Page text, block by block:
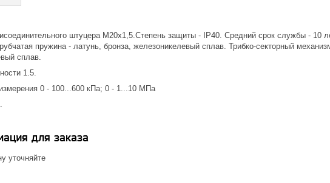
штуцера М20х1,5.Степень защиты - IP40. Средний срок службы - 10
пружина - латунь, бронза, железоникелевый сплав. Трибко-секторный
сплав.
1.5.
0 - 100...600 кПа; 0 - 1...10 МПа
для заказа
уточняйте